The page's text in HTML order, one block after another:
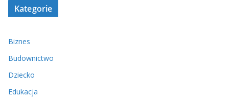
Kategorie
Biznes
Budownictwo
Dziecko
Edukacja